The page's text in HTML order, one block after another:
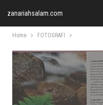
zanariahsalam.com
Home FOTOGRAFI